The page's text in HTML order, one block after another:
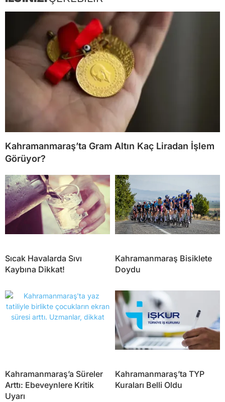
Kahramanmaraş’ta Gram Altın Kaç Liradan İşlem
Görüyor?
Sıcak Havalarda Sıvı
Kaybına Dikkat!
Kahramanmaraş Bisiklete
Doydu
Kahramanmaraş’a Süreler
Arttı: Ebeveynlere Kritik
Uyarı
Kahramanmaraş’ta TYP
Kuraları Belli Oldu